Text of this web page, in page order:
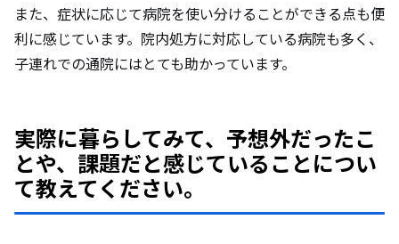
また、症状に応じて病院を使い分けることができる点も便
利に感じています。院内処方に対応している病院も多く、
子連れでの通院にはとても助かっています。
実際に暮らしてみて、予想外だったこ
とや、課題だと感じていることについ
て教えてください。